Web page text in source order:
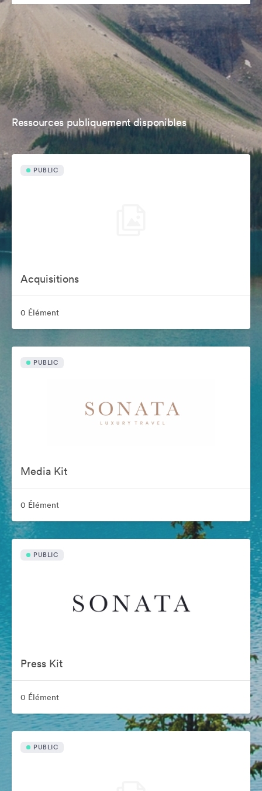
Ressources publiquement disponibles
PUBLIC
Acquisitions
0 Élément
PUBLIC
Media Kit
0 Élément
PUBLIC
Press Kit
0 Élément
PUBLIC